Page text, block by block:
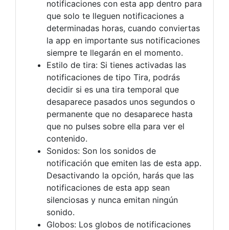
notificaciones con esta app dentro para
que solo te lleguen notificaciones a
determinadas horas, cuando conviertas
la app en importante sus notificaciones
siempre te llegarán en el momento.
Estilo de tira: Si tienes activadas las
notificaciones de tipo Tira, podrás
decidir si es una tira temporal que
desaparece pasados unos segundos o
permanente que no desaparece hasta
que no pulses sobre ella para ver el
contenido.
Sonidos: Son los sonidos de
notificación que emiten las de esta app.
Desactivando la opción, harás que las
notificaciones de esta app sean
silenciosas y nunca emitan ningún
sonido.
Globos: Los globos de notificaciones